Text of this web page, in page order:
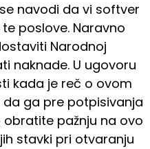
navodi da vi softver
poslove. Naravno
Narodnoj
naknade. U ugovoru
kada je reč o ovom
ga pre potpisivanja
pažnju na ovo
stavki pri otvaranju